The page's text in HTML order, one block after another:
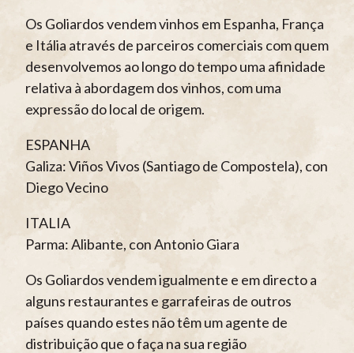
Os Goliardos vendem vinhos em Espanha, França
e Itália através de parceiros comerciais com quem
desenvolvemos ao longo do tempo uma afinidade
relativa à abordagem dos vinhos, com uma
expressão do local de origem.
ESPANHA
Galiza: Viños Vivos (Santiago de Compostela), con
Diego Vecino
ITALIA
Parma: Alibante, con Antonio Giara
Os Goliardos vendem igualmente e em directo a
alguns restaurantes e garrafeiras de outros
países quando estes não têm um agente de
distribuição que o faça na sua região